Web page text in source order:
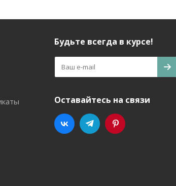
Будьте всегда в курсе!
Оставайтесь на связи